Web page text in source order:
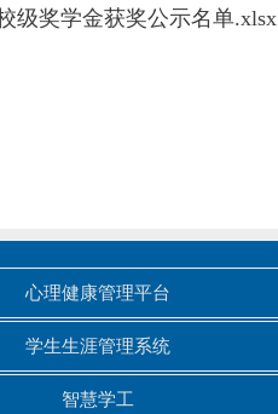
级奖学金获奖公示名单.xlsx
心理健康管理平台
学生生涯管理系统
智慧学工